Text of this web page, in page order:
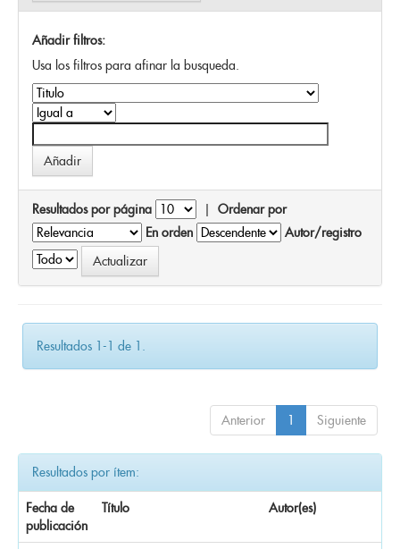
Añadir filtros:
Usa los filtros para afinar la busqueda.
Resultados por página | Ordenar por
En orden
Autor/registro
Resultados 1-1 de 1.
Anterior 1 Siguiente
Resultados por ítem:
Fecha de
publicación
Título Autor(es)